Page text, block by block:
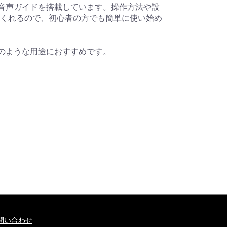
声ガイドを搭載しています。操作方法や設
れるので、初心者の方でも簡単に使い始め
うな用途におすすめです。
い合わせ